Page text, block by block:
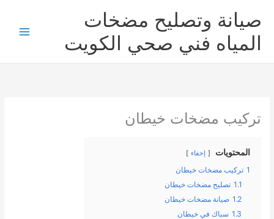
المحتوى
صيانة وتصليح مضخات
المياه فني صحي الكويت
تركيب مضخات خيطان
المحتويات إخفاء
1 تركيب مضخات خيطان
1.1 تصليح مضخات خيطان
1.2 صيانة مضخات خيطان
1.3 سباك في خيطان